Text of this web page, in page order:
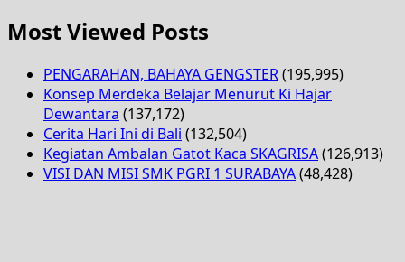
Most Viewed Posts
PENGARAHAN, BAHAYA GENGSTER(195,995)
Konsep Merdeka Belajar Menurut Ki Hajar
Dewantara (137,172)
Cerita Hari Ini di Bali (132,504)
Kegiatan Ambalan Gatot Kaca SKAGRISA(126,913)
VISI DAN MISI SMK PGRI 1 SURABAYA(48,428)